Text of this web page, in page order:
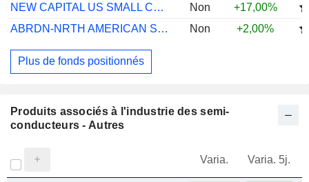
NEW CAPITAL US SMALL CP GR USD INS ACC
Non
+17,00%
ABRDN-NRTH AMERICAN SML COMP A ACC USD
Non +2,00%
Plus de fonds positionnés
Produits associés à l'industrie des semi-
conducteurs - Autres
Varia. Varia. 5j.